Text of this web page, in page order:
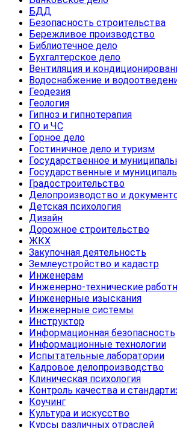
БДД
Безопасность строительства
Бережливое производство
Библиотечное дело
Бухгалтерское дело
Вентиляция и
Водоснабжение и
Геодезия
Геология
Гипноз и гипнотерапия
ГО и ЧС
Горное дело
Гостиничное дело и туризм
Государственное и
Государственные и
Градостроительство
Делопроизводство и
Детская психология
Дизайн
Дорожное строительство
ЖКХ
Закупочная деятельность
Землеустройство и кадастр
Инженерам
Инженерно-технические
Инженерные изыскания
Инженерные системы
Инструктор
Информационная безопасность
Информационные технологии
Испытательные лаборатории
Кадровое делопроизводство
Клиническая психология
Контроль качества и
Коучинг
Культура и искусство
Курсы различных отраслей